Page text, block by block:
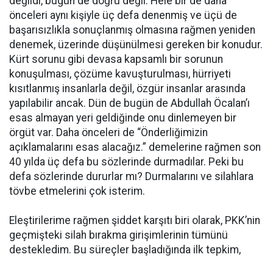
önceleri aynı kişiyle üç defa denenmiş ve üçü de
başarısızlıkla sonuçlanmış olmasına rağmen yeniden
denemek, üzerinde düşünülmesi gereken bir konudur.
Kürt sorunu gibi devasa kapsamlı bir sorunun
konuşulması, çözüme kavuşturulması, hürriyeti
kısıtlanmış insanlarla değil, özgür insanlar arasında
yapılabilir ancak. Dün de bugün de Abdullah Öcalan’ı
esas almayan yeri geldiğinde onu dinlemeyen bir
örgüt var. Daha önceleri de “Önderliğimizin
açıklamalarını esas alacağız.” demelerine rağmen son
40 yılda üç defa bu sözlerinde durmadılar. Peki bu
defa sözlerinde dururlar mı? Durmalarını ve silahlara
tövbe etmelerini çok isterim.
Eleştirilerime rağmen şiddet karşıtı biri olarak, PKK’nin
geçmişteki silah bırakma girişimlerinin tümünü
destekledim. Bu süreçler başladığında ilk tepkim,